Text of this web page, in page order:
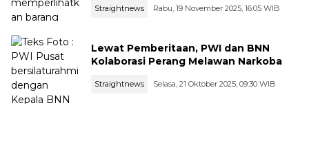
Straightnews Rabu, 19 November 2025, 16:05 WIB
Lewat Pemberitaan, PWI dan BNN
Kolaborasi Perang Melawan Narkoba
Straightnews Selasa, 21 Oktober 2025, 09:30 WIB